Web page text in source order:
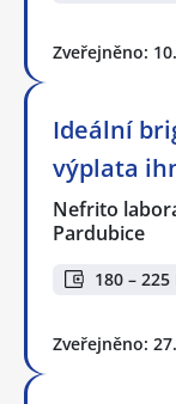
Zveřejněno:
Ideální
výplata
Nefrito
Pardubice
180 –
Zveřejněno: